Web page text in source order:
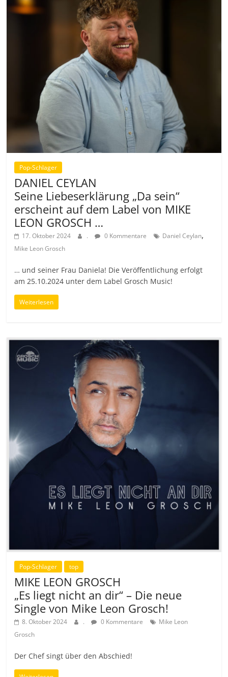
Pop-Schlager
DANIEL CEYLAN
Seine Liebeserklärung „Da sein“
erscheint auf dem Label von MIKE
LEON GROSCH …
17. Oktober 2024 . 0 Kommentare Daniel Ceylan,
Mike Leon Grosch
… und seiner Frau Daniela! Die Veröffentlichung erfolgt
am 25.10.2024 unter dem Label Grosch Music!
Weiterlesen
Pop-Schlager top
MIKE LEON GROSCH
„Es liegt nicht an dir“ – Die neue
Single von Mike Leon Grosch!
8. Oktober 2024 . 0 Kommentare
Mike Leon
Grosch
Der Chef singt über den Abschied!